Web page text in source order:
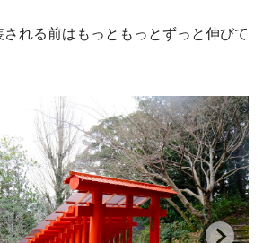
れる前はもっともっとずっと伸びて